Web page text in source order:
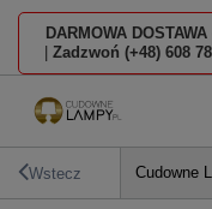
DARMOWA
Zadzwoń (+48) 608
Wstecz Cudowne